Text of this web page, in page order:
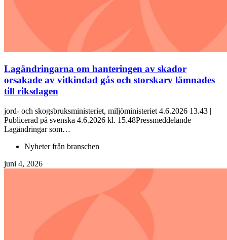
Lagändringarna om hanteringen av skador
orsakade av vitkindad gås och storskarv lämnades
till riksdagen
jord- och skogsbruksministeriet, miljöministeriet 4.6.2026 13.43 |
Publicerad på svenska 4.6.2026 kl. 15.48Pressmeddelande
Lagändringar som…
Nyheter från branschen
juni 4, 2026